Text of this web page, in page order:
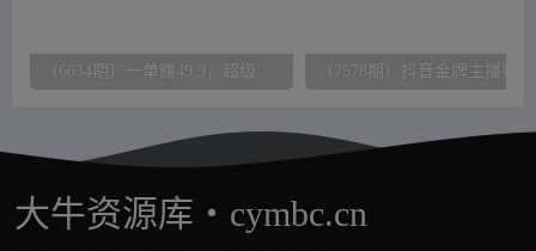
大牛资源库・cymbc.cn